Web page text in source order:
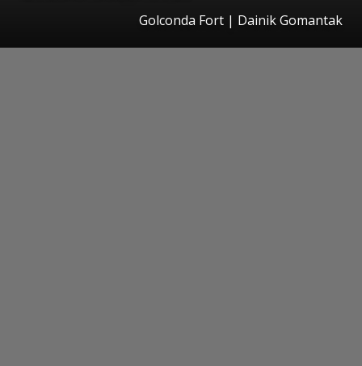
Golconda Fort | Dainik Gomantak